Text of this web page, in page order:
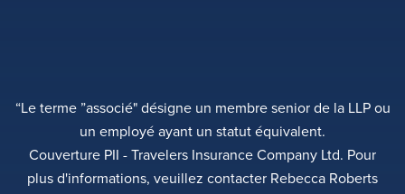
“Le terme ”associé" désigne un membre senior de la LLP ou
un employé ayant un statut équivalent.
Couverture PII - Travelers Insurance Company Ltd. Pour
plus d'informations, veuillez contacter Rebecca Roberts